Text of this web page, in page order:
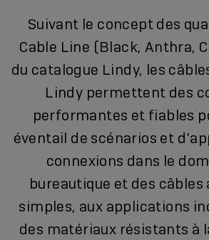
Suivant le concept des
Cable Line (Black, Anthra,
du catalogue Lindy, les
Lindy permettent des
performantes et fiables
éventail de scénarios et
connexions dans le
bureautique et des
simples, aux applications
des matériaux résistants à